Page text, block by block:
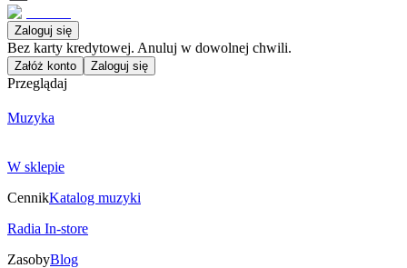
Zaloguj się
Bez karty kredytowej. Anuluj w dowolnej chwili.
Załóż konto Zaloguj się
Przeglądaj
Muzyka
W sklepie
CennikKatalog muzyki
Radia In-store
ZasobyBlog